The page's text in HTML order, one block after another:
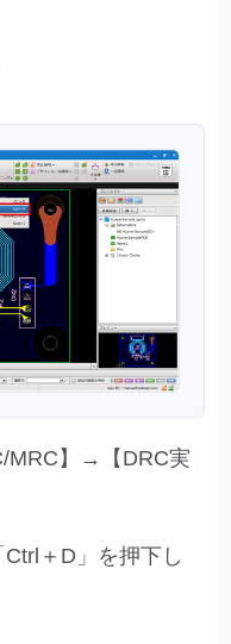
MRC】→【DRC実
＋D」を押下し